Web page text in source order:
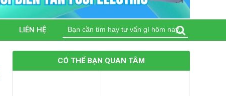
LIÊN HỆ
Tìm
kiếm
CÓ THỂ BẠN QUAN TÂM